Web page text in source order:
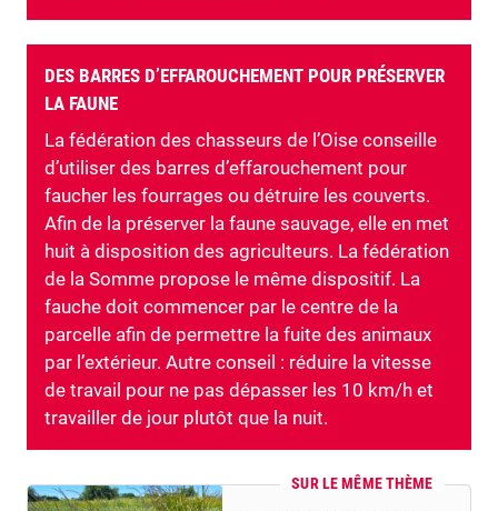
DES BARRES D’EFFAROUCHEMENT POUR PRÉSERVER
LA FAUNE
La fédération des chasseurs de l’Oise conseille
d’utiliser des barres d’effarouchement pour
faucher les fourrages ou détruire les couverts.
Afin de la préserver la faune sauvage, elle en met
huit à disposition des agriculteurs. La fédération
de la Somme propose le même dispositif. La
fauche doit commencer par le centre de la
parcelle afin de permettre la fuite des animaux
par l’extérieur. Autre conseil : réduire la vitesse
de travail pour ne pas dépasser les 10 km/h et
travailler de jour plutôt que la nuit.
SUR LE MÊME THÈME